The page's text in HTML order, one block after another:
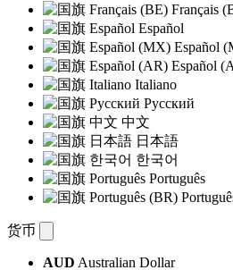
Français
Español
Español
Español
Italiano
Русский
中文
日本語
한국어
Português
货币
AUD Australian Dollar